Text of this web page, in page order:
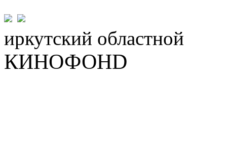
иркутский областной
КИНОФОНD